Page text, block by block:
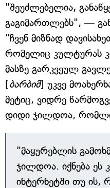
"შეუძლებელია,
გაგიმართლებს", —
"ჩვენ მიზნად
რომელიც კულტურას
მასზე გარკვეულ
[ბარბიმ] უკვე
მეტიც, ვიდრე
დიდი ჯილდოა,
"მაყურებლის
ჯილდოა. იქნება ეს
ინტერნეტში თუ ის,